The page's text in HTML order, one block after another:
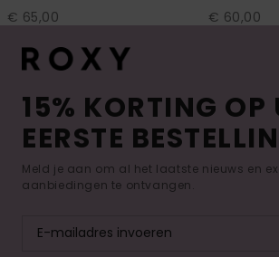
€ 65,00 € 60,00
15% KORTING OP
EERSTE
Meld je aan om al het laatste nieuws en
aanbiedingen te ontvangen.